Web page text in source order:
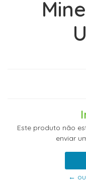
Este produto não
enviar
←